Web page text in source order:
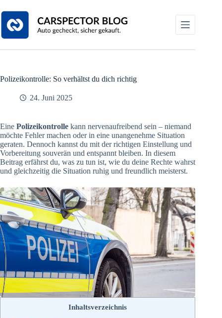
Inhalt
springen
Polizeikontrolle: So verhältst du dich richtig
24. Juni 2025
Eine Polizeikontrolle kann nervenaufreibend sein – niemand
möchte Fehler machen oder in eine unangenehme Situation
geraten. Dennoch kannst du mit der richtigen Einstellung und
Vorbereitung souverän und entspannt bleiben. In diesem
Beitrag erfährst du, was zu tun ist, wie du deine Rechte wahrst
und gleichzeitig die Situation ruhig und freundlich meisterst.
Inhaltsverzeichnis